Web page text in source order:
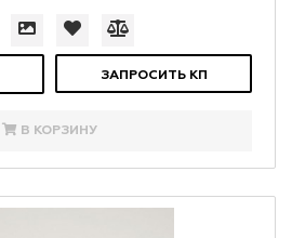
ЗАПРОСИТЬ КП
В КОРЗИНУ